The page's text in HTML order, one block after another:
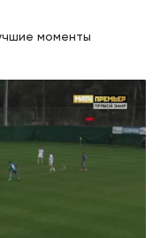
моменты